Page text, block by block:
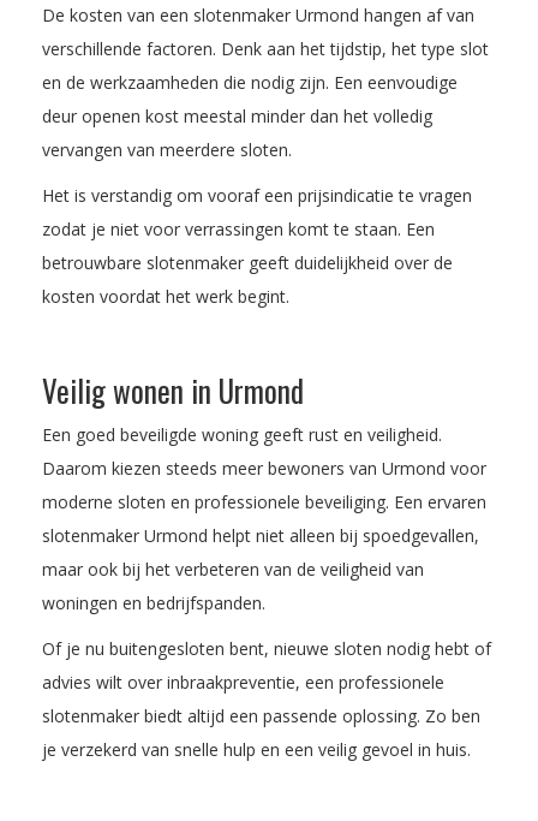
De kosten van een slotenmaker Urmond hangen af van
verschillende factoren. Denk aan het tijdstip, het type slot
en de werkzaamheden die nodig zijn. Een eenvoudige
deur openen kost meestal minder dan het volledig
vervangen van meerdere sloten.
Het is verstandig om vooraf een prijsindicatie te vragen
zodat je niet voor verrassingen komt te staan. Een
betrouwbare slotenmaker geeft duidelijkheid over de
kosten voordat het werk begint.
Veilig wonen in Urmond
Een goed beveiligde woning geeft rust en veiligheid.
Daarom kiezen steeds meer bewoners van Urmond voor
moderne sloten en professionele beveiliging. Een ervaren
slotenmaker Urmond helpt niet alleen bij spoedgevallen,
maar ook bij het verbeteren van de veiligheid van
woningen en bedrijfspanden.
Of je nu buitengesloten bent, nieuwe sloten nodig hebt of
advies wilt over inbraakpreventie, een professionele
slotenmaker biedt altijd een passende oplossing. Zo ben
je verzekerd van snelle hulp en een veilig gevoel in huis.